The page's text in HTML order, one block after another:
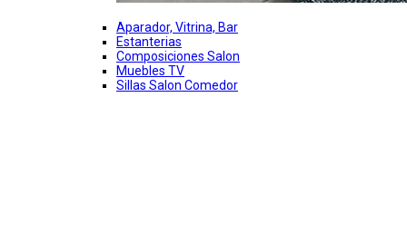
Aparador, Vitrina, Bar
Estanterias
Composiciones Salon
Muebles TV
Sillas Salon Comedor